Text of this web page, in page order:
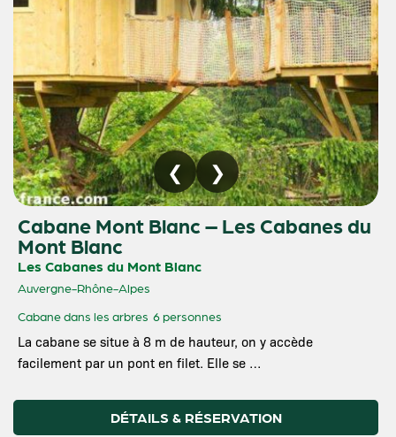
Cabane Mont Blanc – Les Cabanes du
Mont Blanc
Les Cabanes du Mont Blanc
Auvergne-Rhône-Alpes
Cabane dans les arbres 6 personnes
La cabane se situe à 8 m de hauteur, on y accède
facilement par un pont en filet. Elle se …
DÉTAILS & RÉSERVATION